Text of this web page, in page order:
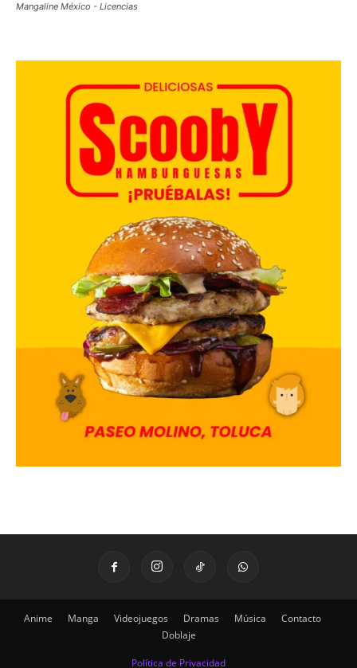
Mangaline México - Licencias
Anime Manga Videojuegos Dramas Música
Contacto
Doblaje
Política de Privacidad